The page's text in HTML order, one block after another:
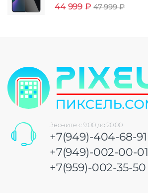
44 999 ₽ 47 999₽
Звоните с 9:00 до 20:00
+7(949)-404-68-91
+7(949)-002-00-01
+7(959)-002-35-50